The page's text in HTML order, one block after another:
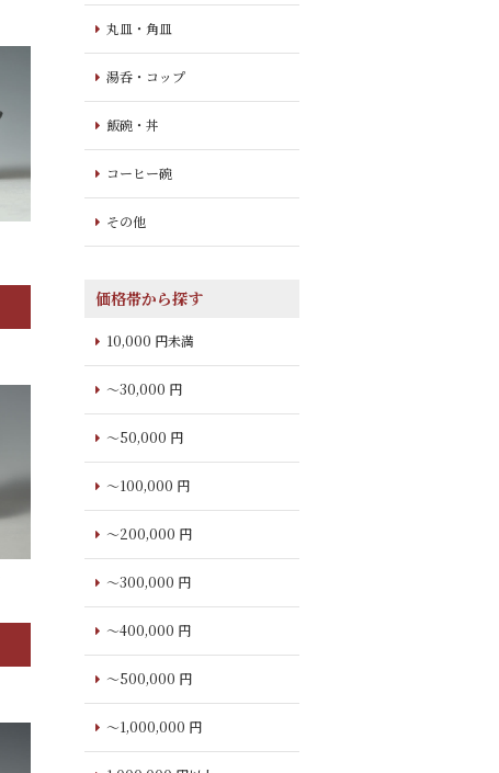
丸皿・角皿
湯呑・コップ
飯碗・丼
コーヒー碗
その他
価格帯から探す
10,000 円未満
～30,000 円
～50,000 円
～100,000 円
～200,000 円
～300,000 円
～400,000 円
～500,000 円
～1,000,000 円